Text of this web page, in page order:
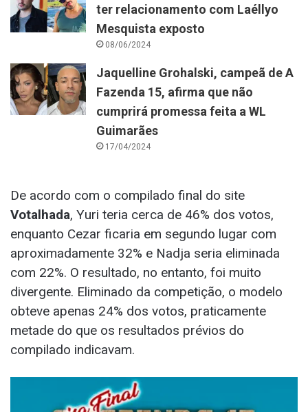
ter relacionamento com Laéllyo
Mesquista exposto
08/06/2024
Jaquelline Grohalski, campeã de A
Fazenda 15, afirma que não
cumprirá promessa feita a WL
Guimarães
17/04/2024
De acordo com o compilado final do site
Votalhada, Yuri teria cerca de 46% dos votos,
enquanto Cezar ficaria em segundo lugar com
aproximadamente 32% e Nadja seria eliminada
com 22%. O resultado, no entanto, foi muito
divergente. Eliminado da competição, o modelo
obteve apenas 24% dos votos, praticamente
metade do que os resultados prévios do
compilado indicavam.